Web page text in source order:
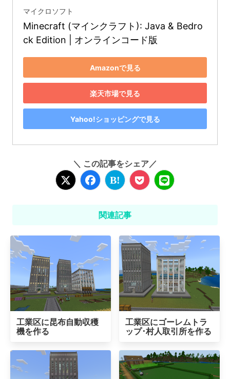
マイクロソフト
Minecraft (マインクラフト): Java & Bedro
ck Edition | オンラインコード版
Amazonで見る
楽天市場で見る
Yahoo!ショッピングで見る
＼ この記事をシェア／
関連記事
工業区に昆布自動収穫
機を作る
工業区にゴーレムトラ
ップ･村人取引所を作る